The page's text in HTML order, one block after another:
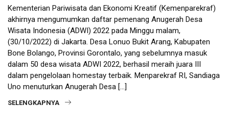
Kementerian Pariwisata dan Ekonomi Kreatif (Kemenparekraf)
akhirnya mengumumkan daftar pemenang Anugerah Desa
Wisata Indonesia (ADWI) 2022 pada Minggu malam,
(30/10/2022) di Jakarta. Desa Lonuo Bukit Arang, Kabupaten
Bone Bolango, Provinsi Gorontalo, yang sebelumnya masuk
dalam 50 desa wisata ADWI 2022, berhasil meraih juara III
dalam pengelolaan homestay terbaik. Menparekraf RI, Sandiaga
Uno menuturkan Anugerah Desa […]
SELENGKAPNYA